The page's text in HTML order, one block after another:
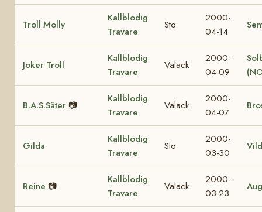
Troll Molly
Kallblodig
Travare
Sto
2000-
04-14
Joker Troll
Kallblodig
Travare
Valack
2000-
04-09
B.A.S.Säter 📷
Kallblodig
Travare
Valack
2000-
04-07
Gilda
Kallblodig
Travare
Sto
2000-
03-30
Reine 📷
Kallblodig
Travare
Valack
2000-
03-23